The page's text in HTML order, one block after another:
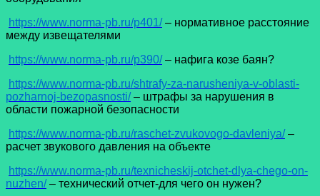
https://www.norma-pb.ru/p401/– нормативное расстояние
между извещателями
https://www.norma-pb.ru/p390/– нафига козе баян?
https://www.norma-pb.ru/shtrafy-za-narusheniya-v-oblasti-
pozharnoj-bezopasnosti/– штрафы за нарушения в
области пожарной безопасности
https://www.norma-pb.ru/raschet-zvukovogo-davleniya/–
расчет звукового давления на объекте
https://www.norma-pb.ru/texnicheskij-otchet-dlya-chego-on-
nuzhen/– технический отчет-для чего он нужен?